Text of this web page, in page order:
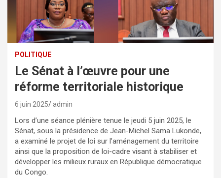
POLITIQUE
Le Sénat à l’œuvre pour une
réforme territoriale historique
6 juin 2025 admin
Lors d’une séance plénière tenue le jeudi 5 juin 2025, le
Sénat, sous la présidence de Jean-Michel Sama Lukonde,
a examiné le projet de loi sur l’aménagement du territoire
ainsi que la proposition de loi-cadre visant à stabiliser et
développer les milieux ruraux en République démocratique
du Congo.